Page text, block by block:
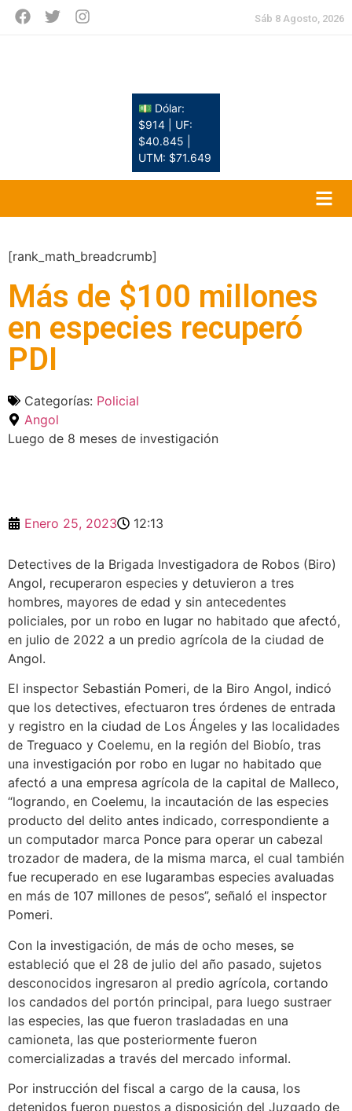
Sáb 8 Agosto, 2026
💵 Dólar:
$914 | UF:
$40.845 |
UTM: $71.649
[rank_math_breadcrumb]
Más de $100 millones
en especies recuperó
PDI
Categorías: Policial
Angol
Luego de 8 meses de investigación
Enero 25, 2023 12:13
Detectives de la Brigada Investigadora de Robos (Biro)
Angol, recuperaron especies y detuvieron a tres
hombres, mayores de edad y sin antecedentes
policiales, por un robo en lugar no habitado que afectó,
en julio de 2022 a un predio agrícola de la ciudad de
Angol.
El inspector Sebastián Pomeri, de la Biro Angol, indicó
que los detectives, efectuaron tres órdenes de entrada
y registro en la ciudad de Los Ángeles y las localidades
de Treguaco y Coelemu, en la región del Biobío, tras
una investigación por robo en lugar no habitado que
afectó a una empresa agrícola de la capital de Malleco,
“logrando, en Coelemu, la incautación de las especies
producto del delito antes indicado, correspondiente a
un computador marca Ponce para operar un cabezal
trozador de madera, de la misma marca, el cual también
fue recuperado en ese lugarambas especies avaluadas
en más de 107 millones de pesos”, señaló el inspector
Pomeri.
Con la investigación, de más de ocho meses, se
estableció que el 28 de julio del año pasado, sujetos
desconocidos ingresaron al predio agrícola, cortando
los candados del portón principal, para luego sustraer
las especies, las que fueron trasladadas en una
camioneta, las que posteriormente fueron
comercializadas a través del mercado informal.
Por instrucción del fiscal a cargo de la causa, los
detenidos fueron puestos a disposición del Juzgado de